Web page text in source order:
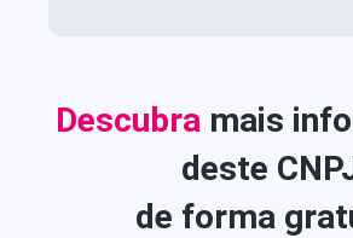
Descubra mais
deste
de forma